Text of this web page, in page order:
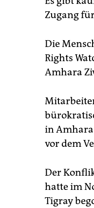
Zugang
Die
Rights
Amhara
in
vor dem
Der
hatte im
Tigray